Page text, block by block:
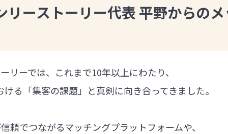
リーストーリー代表 平野からの
リーでは、これまで10年以上にわたり、
る「集客の課題」と真剣に向き合ってきました。
頼でつながるマッチングプラットフォームや、